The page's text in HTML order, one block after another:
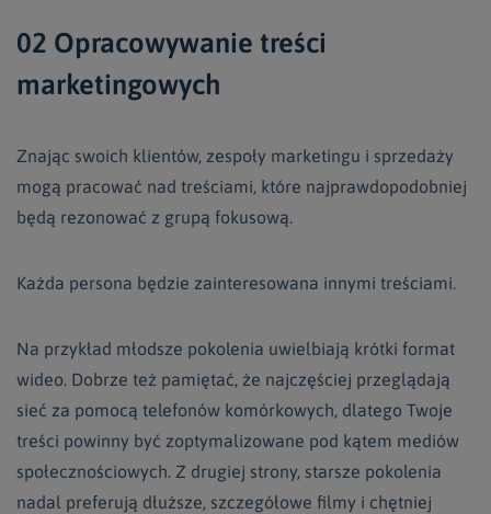
02 Opracowywanie treści
marketingowych
Znając swoich klientów, zespoły marketingu i sprzedaży
mogą pracować nad treściami, które najprawdopodobniej
będą rezonować z grupą fokusową.
Każda persona będzie zainteresowana innymi treściami.
Na przykład młodsze pokolenia uwielbiają krótki format
wideo. Dobrze też pamiętać, że najczęściej przeglądają
sieć za pomocą telefonów komórkowych, dlatego Twoje
treści powinny być zoptymalizowane pod kątem mediów
społecznościowych. Z drugiej strony, starsze pokolenia
nadal preferują dłuższe, szczegółowe filmy i chętniej